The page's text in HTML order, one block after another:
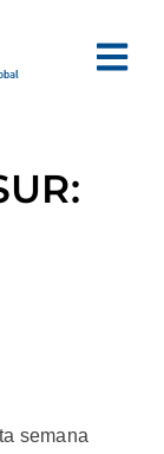
semana